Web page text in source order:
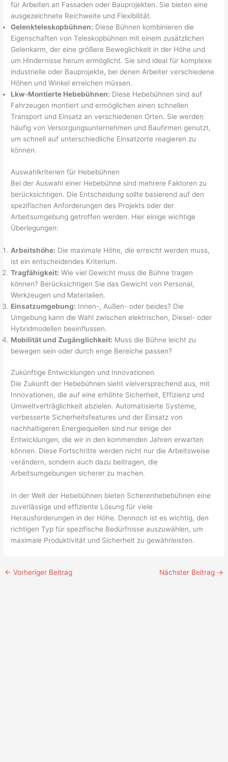
für Arbeiten an Fassaden oder Bauprojekten. Sie bieten eine
ausgezeichnete Reichweite und Flexibilität.
Gelenkteleskopbühnen: Diese Bühnen kombinieren die
Eigenschaften von Teleskopbühnen mit einem zusätzlichen
Gelenkarm, der eine größere Beweglichkeit in der Höhe und
um Hindernisse herum ermöglicht. Sie sind ideal für komplexe
industrielle oder Bauprojekte, bei denen Arbeiter verschiedene
Höhen und Winkel erreichen müssen.
Lkw-Montierte Hebebühnen: Diese Hebebühnen sind auf
Fahrzeugen montiert und ermöglichen einen schnellen
Transport und Einsatz an verschiedenen Orten. Sie werden
häufig von Versorgungsunternehmen und Baufirmen genutzt,
um schnell auf unterschiedliche Einsatzorte reagieren zu
können.
Auswahlkriterien für Hebebühnen
Bei der Auswahl einer Hebebühne sind mehrere Faktoren zu
berücksichtigen. Die Entscheidung sollte basierend auf den
spezifischen Anforderungen des Projekts oder der
Arbeitsumgebung getroffen werden. Hier einige wichtige
Überlegungen:
Arbeitshöhe: Die maximale Höhe, die erreicht werden muss,
ist ein entscheidendes Kriterium.
Tragfähigkeit: Wie viel Gewicht muss die Bühne tragen
können? Berücksichtigen Sie das Gewicht von Personal,
Werkzeugen und Materialien.
Einsatzumgebung: Innen-, Außen- oder beides? Die
Umgebung kann die Wahl zwischen elektrischen, Diesel- oder
Hybridmodellen beeinflussen.
Mobilität und Zugänglichkeit: Muss die Bühne leicht zu
bewegen sein oder durch enge Bereiche passen?
Zukünftige Entwicklungen und Innovationen
Die Zukunft der Hebebühnen sieht vielversprechend aus, mit
Innovationen, die auf eine erhöhte Sicherheit, Effizienz und
Umweltverträglichkeit abzielen. Automatisierte Systeme,
verbesserte Sicherheitsfeatures und der Einsatz von
nachhaltigeren Energiequellen sind nur einige der
Entwicklungen, die wir in den kommenden Jahren erwarten
können. Diese Fortschritte werden nicht nur die Arbeitsweise
verändern, sondern auch dazu beitragen, die
Arbeitsumgebungen sicherer zu machen.
In der Welt der Hebebühnen bieten Scherenhebebühnen eine
zuverlässige und effiziente Lösung für viele
Herausforderungen in der Höhe. Dennoch ist es wichtig, den
richtigen Typ für spezifische Bedürfnisse auszuwählen, um
maximale Produktivität und Sicherheit zu gewährleisten.
← Vorheriger Beitrag Nächster Beitrag →